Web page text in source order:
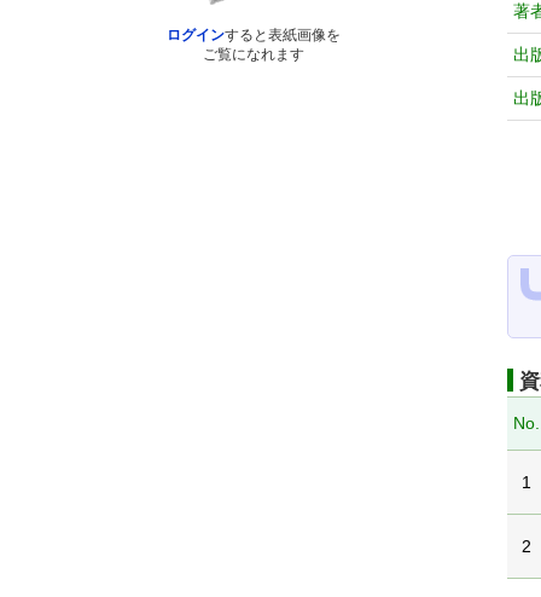
ログインすると表紙画像を
ご覧になれます
著
出
出
No.
1
2